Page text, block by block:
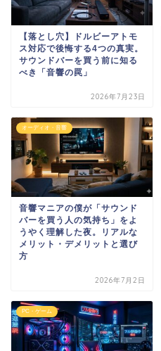
【落とし穴】ドルビーアトモ
ス対応で後悔する4つの真実。
サウンドバーを買う前に知る
べき「音響の罠」
2026年7月23日
オーディオ・音響
音響マニアの僕が「サウンド
バーを買う人の気持ち」をよ
うやく理解した夜。リアルな
メリット・デメリットと選び
方
2026年7月2日
PC・ゲーム